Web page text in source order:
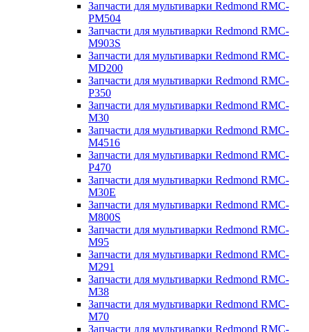
Запчасти для мультиварки Redmond RMC-
PM504
Запчасти для мультиварки Redmond RMC-
M903S
Запчасти для мультиварки Redmond RMC-
MD200
Запчасти для мультиварки Redmond RMC-
P350
Запчасти для мультиварки Redmond RMC-
M30
Запчасти для мультиварки Redmond RMC-
M4516
Запчасти для мультиварки Redmond RMC-
P470
Запчасти для мультиварки Redmond RMC-
M30E
Запчасти для мультиварки Redmond RMC-
M800S
Запчасти для мультиварки Redmond RMC-
M95
Запчасти для мультиварки Redmond RMC-
M291
Запчасти для мультиварки Redmond RMC-
M38
Запчасти для мультиварки Redmond RMC-
M70
Запчасти для мультиварки Redmond RMC-